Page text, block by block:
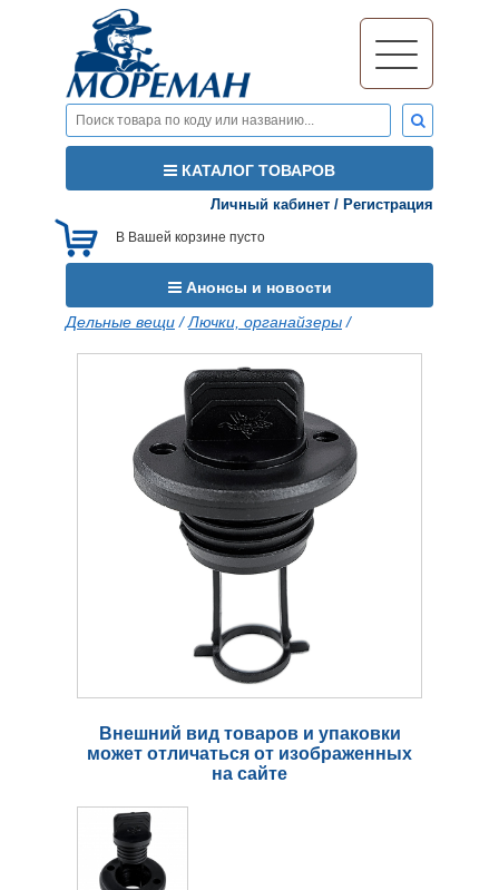
КАТАЛОГ ТОВАРОВ
Дельные вещи/Лючки, органайзеры/
Внешний вид товаров и упаковки
может отличаться от изображенных
на сайте
Личный кабинет / Регистрация
В Вашей корзине пусто
Анонсы и новости